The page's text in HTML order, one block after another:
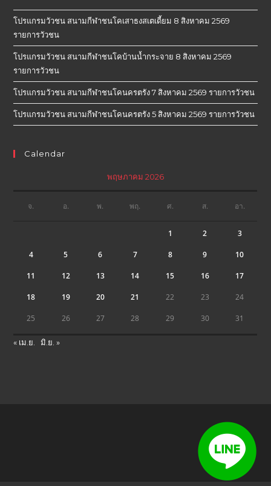
โปรแกรมวัวชน สนามกีฬาชนโคเสาธงสเตเดี้ยม 8 สิงหาคม 2569
รายการวัวชน
โปรแกรมวัวชน สนามกีฬาชนโคบ้านน้ำกระจาย 8 สิงหาคม 2569
รายการวัวชน
โปรแกรมวัวชน สนามกีฬาชนโคนครตรัง 7 สิงหาคม 2569 รายการวัวชน
โปรแกรมวัวชน สนามกีฬาชนโคนครตรัง 5 สิงหาคม 2569 รายการวัวชน
Calendar
พฤษภาคม 2026
จ. อ. พ. พฤ. ศ. ส. อา.
1 2 3
4 5 6 7 8 9 10
11 12 13 14 15 16 17
18 19 20 21 22 23 24
25 26 27 28 29 30 31
« เม.ย. มิ.ย. »